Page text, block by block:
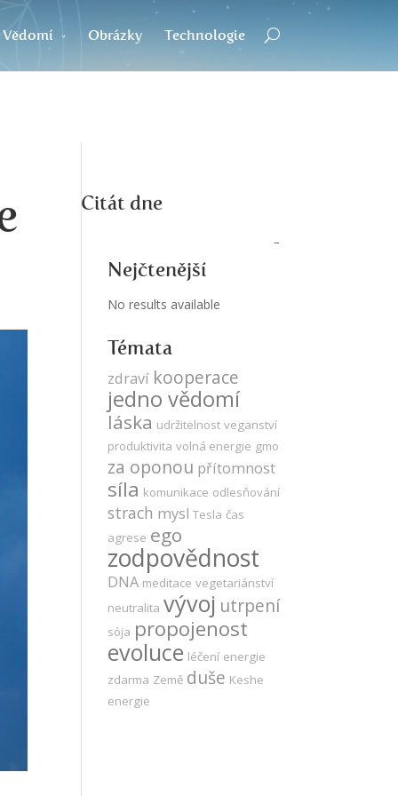
Vědomí Obrázky Technologie
Citát dne
Nejčtenější
No results available
Témata
zdraví kooperace
jedno vědomí
láska udržitelnost veganství
produktivita volná energie gmo
za oponou přítomnost
síla komunikace odlesňování
strach mysl Tesla čas
agrese ego
zodpovědnost
DNA meditace vegetariánství
neutralita vývoj utrpení
sója propojenost
evoluce léčení energie
zdarma Země duše Keshe
energie